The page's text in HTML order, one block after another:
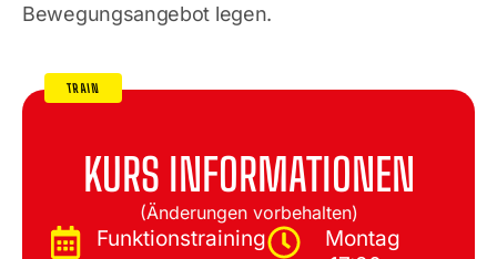
Bewegungsangebot legen.
TRAIN
KURS INFORMATIONEN
(Änderungen vorbehalten)
Funktionstraining
Montag